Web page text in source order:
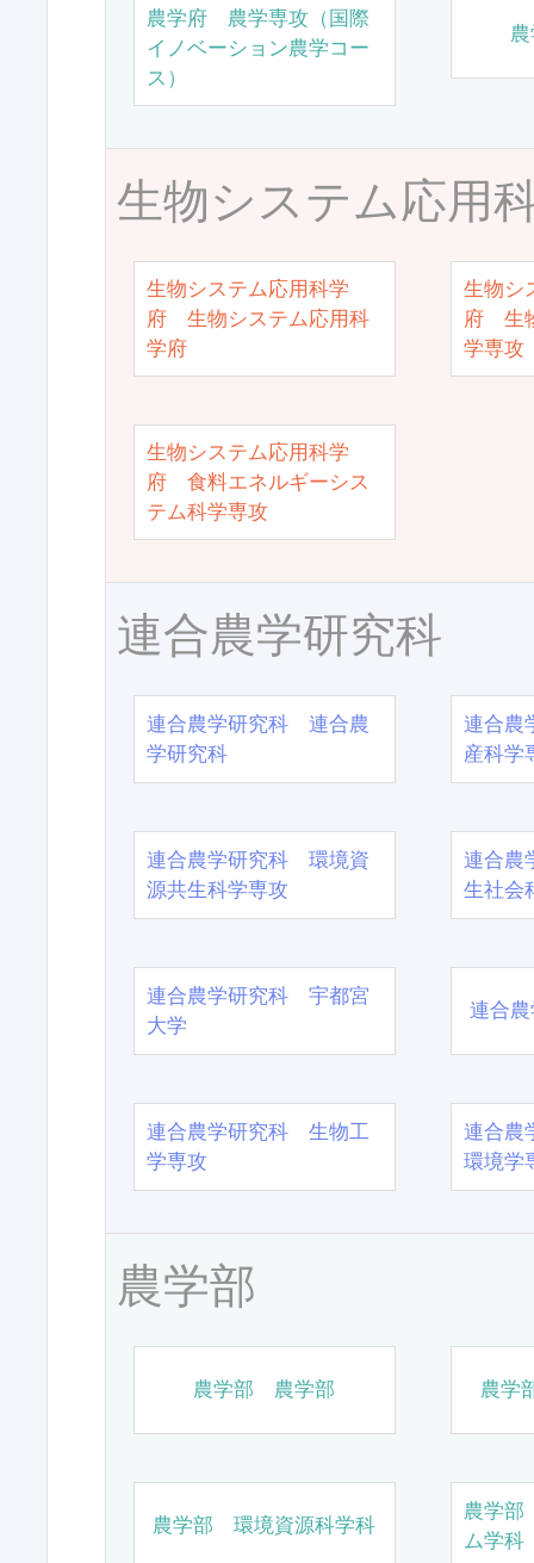
農学府 農学専攻（国際
イノベーション農学コー
ス）
生物システム応用
生物システム応用科学
府 生物システム応用科
学府
生物シ
府 生
学専攻
生物システム応用科学
府 食料エネルギーシス
テム科学専攻
連合農学研究科
連合農学研究科 連合農
学研究科
連合農
産科学
連合農学研究科 環境資
源共生科学専攻
連合農
生社会
連合農学研究科 宇都宮
大学
連合
連合農学研究科 生物工
学専攻
連合農
環境学
農学部
農学部 農学部 農学
農学部 環境資源科学科
農学
ム学科